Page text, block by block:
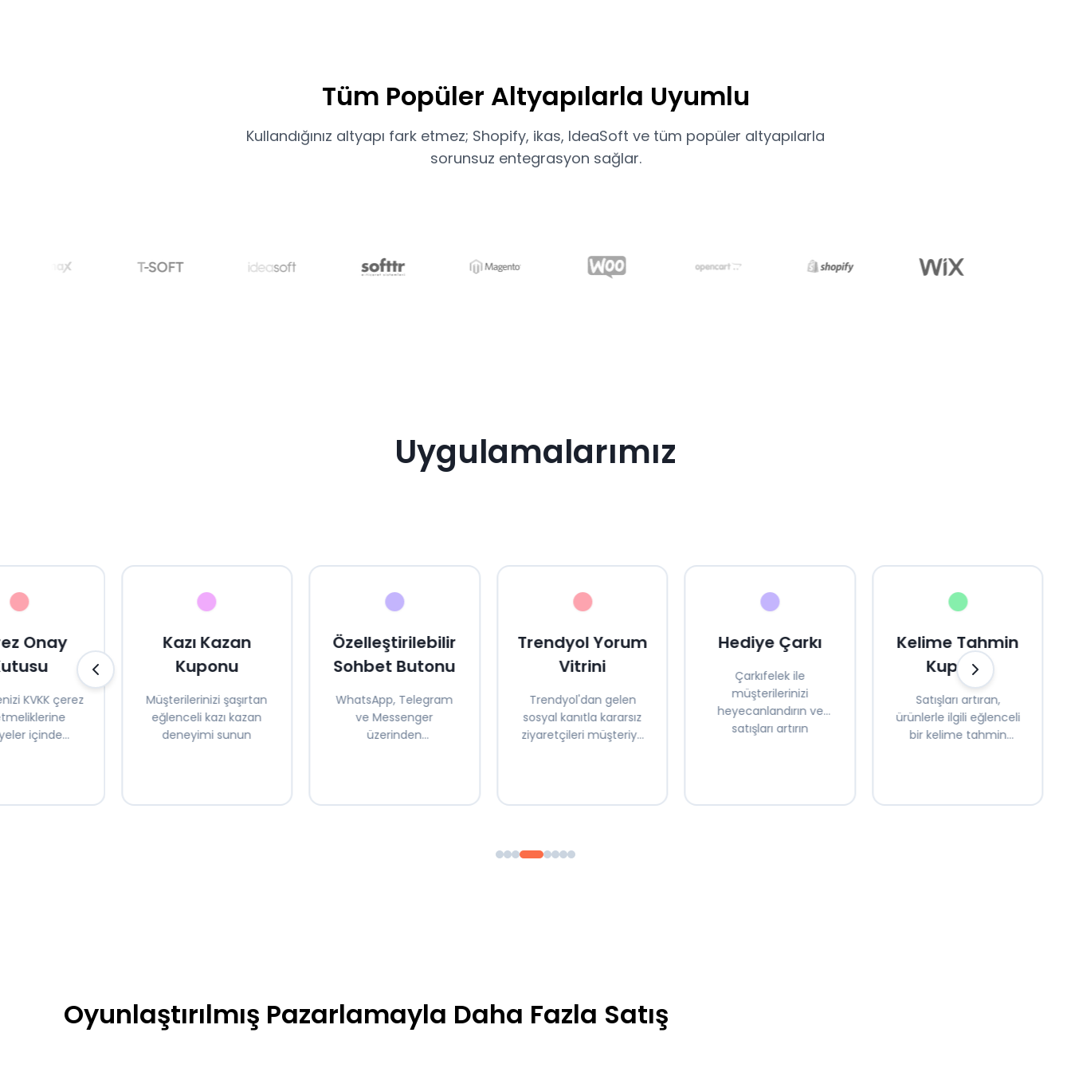
Tüm Popüler Altyapılarla Uyumlu
Kullandığınız altyapı fark etmez; Shopify, ikas, IdeaSoft ve tüm popüler altyapılarla
sorunsuz entegrasyon sağlar.
Uygulamalarımız
Onay
KVKK çerez
içinde
Kazı Kazan
Kuponu
Müşterilerinizi şaşırtan
eğlenceli kazı kazan
deneyimi sunun
Özelleştirilebilir
Sohbet Butonu
WhatsApp, Telegram
ve Messenger
üzerinden
Trendyol Yorum
Vitrini
Trendyol'dan gelen
sosyal kanıtla kararsız
ziyaretçileri müşteriye
Hediye Çarkı
Çarkıfelek ile
müşterilerinizi
heyecanlandırın ve
satışları artırın
Kelime Tahmin
Kuponu
Satışları artıran,
ürünlerle ilgili eğlenceli
bir kelime tahmin
Oyunlaştırılmış Pazarlamayla Daha Fazla Satış